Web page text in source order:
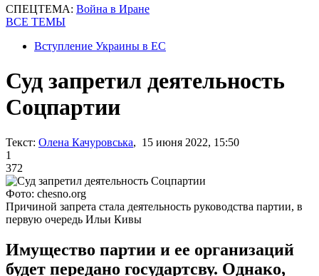
СПЕЦТЕМА: Война в Иране
ВСЕ ТЕМЫ
Вступление Украины в ЕС
Суд запретил деятельность
Соцпартии
Текст: Олена Качуровська, 15 июня 2022, 15:50
1
372
Фото: chesno.org
Причиной запрета стала деятельность руководства партии, в
первую очередь Ильи Кивы
Имущество партии и ее организаций
будет передано государтсву. Однако,